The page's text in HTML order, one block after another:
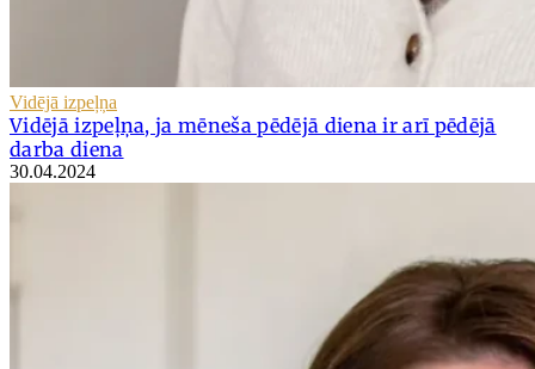
Vidējā izpeļņa
Vidējā izpeļņa, ja mēneša pēdējā diena ir arī pēdējā
darba diena
30.04.2024